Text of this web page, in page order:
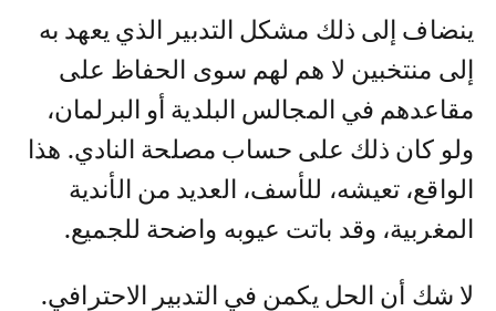
ينضاف إلى ذلك مشكل التدبير الذي يعهد به
إلى منتخبين لا هم لهم سوى الحفاظ على
مقاعدهم في المجالس البلدية أو البرلمان،
ولو كان ذلك على حساب مصلحة النادي. هذا
الواقع، تعيشه، للأسف، العديد من الأندية